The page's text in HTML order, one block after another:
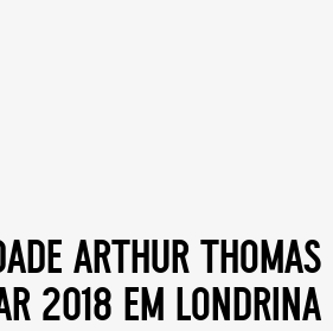
arthur thomas
2018 em londrina